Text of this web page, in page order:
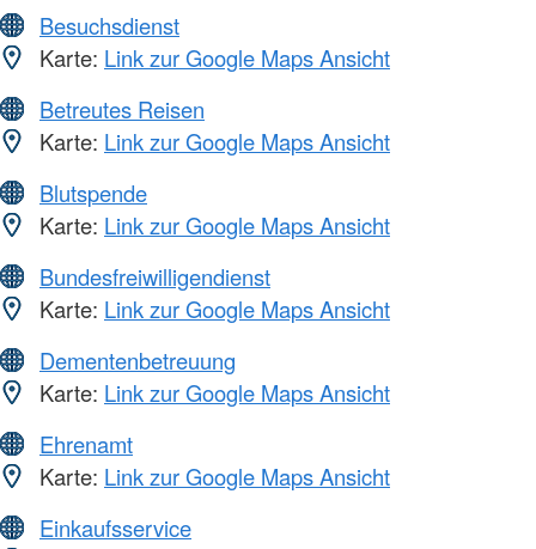
Besuchsdienst
Karte: Link zur Google Maps Ansicht
Betreutes Reisen
Karte: Link zur Google Maps Ansicht
Blutspende
Karte: Link zur Google Maps Ansicht
Bundesfreiwilligendienst
Karte: Link zur Google Maps Ansicht
Dementenbetreuung
Karte: Link zur Google Maps Ansicht
Ehrenamt
Karte: Link zur Google Maps Ansicht
Einkaufsservice